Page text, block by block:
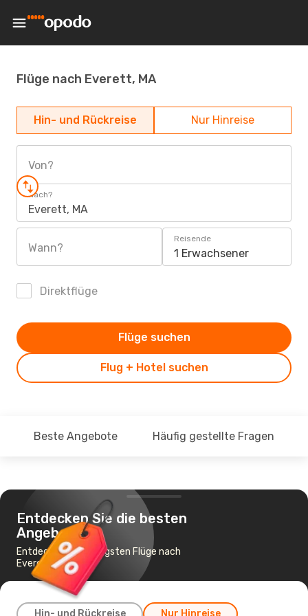
Flüge nach Everett, MA
Hin- und Rückreise Nur Hinreise
Von?
Nach?
Everett, MA
Wann?
Reisende
1 Erwachsener
Direktflüge
Flug + Hotel suchen
Flüge suchen
Beste Angebote Häufig gestellte Fragen
Entdecken Sie die besten
Angebote
Entdecke die günstigsten Flüge nach
Everett, MA
Hin- und Rückreise Nur Hinreise